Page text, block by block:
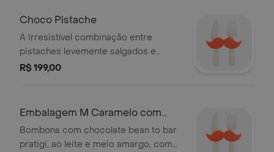
Choco Pistache
A irresistível combinação entre
pistaches levemente salgados e
cobertura de chocolate branco. .
R$ 199,00
Embalagem M Caramelo com
Flor de Sal (6 Unidades)
Bombons com chocolate bean to bar
pratigi, ao leite e meio amargo, com